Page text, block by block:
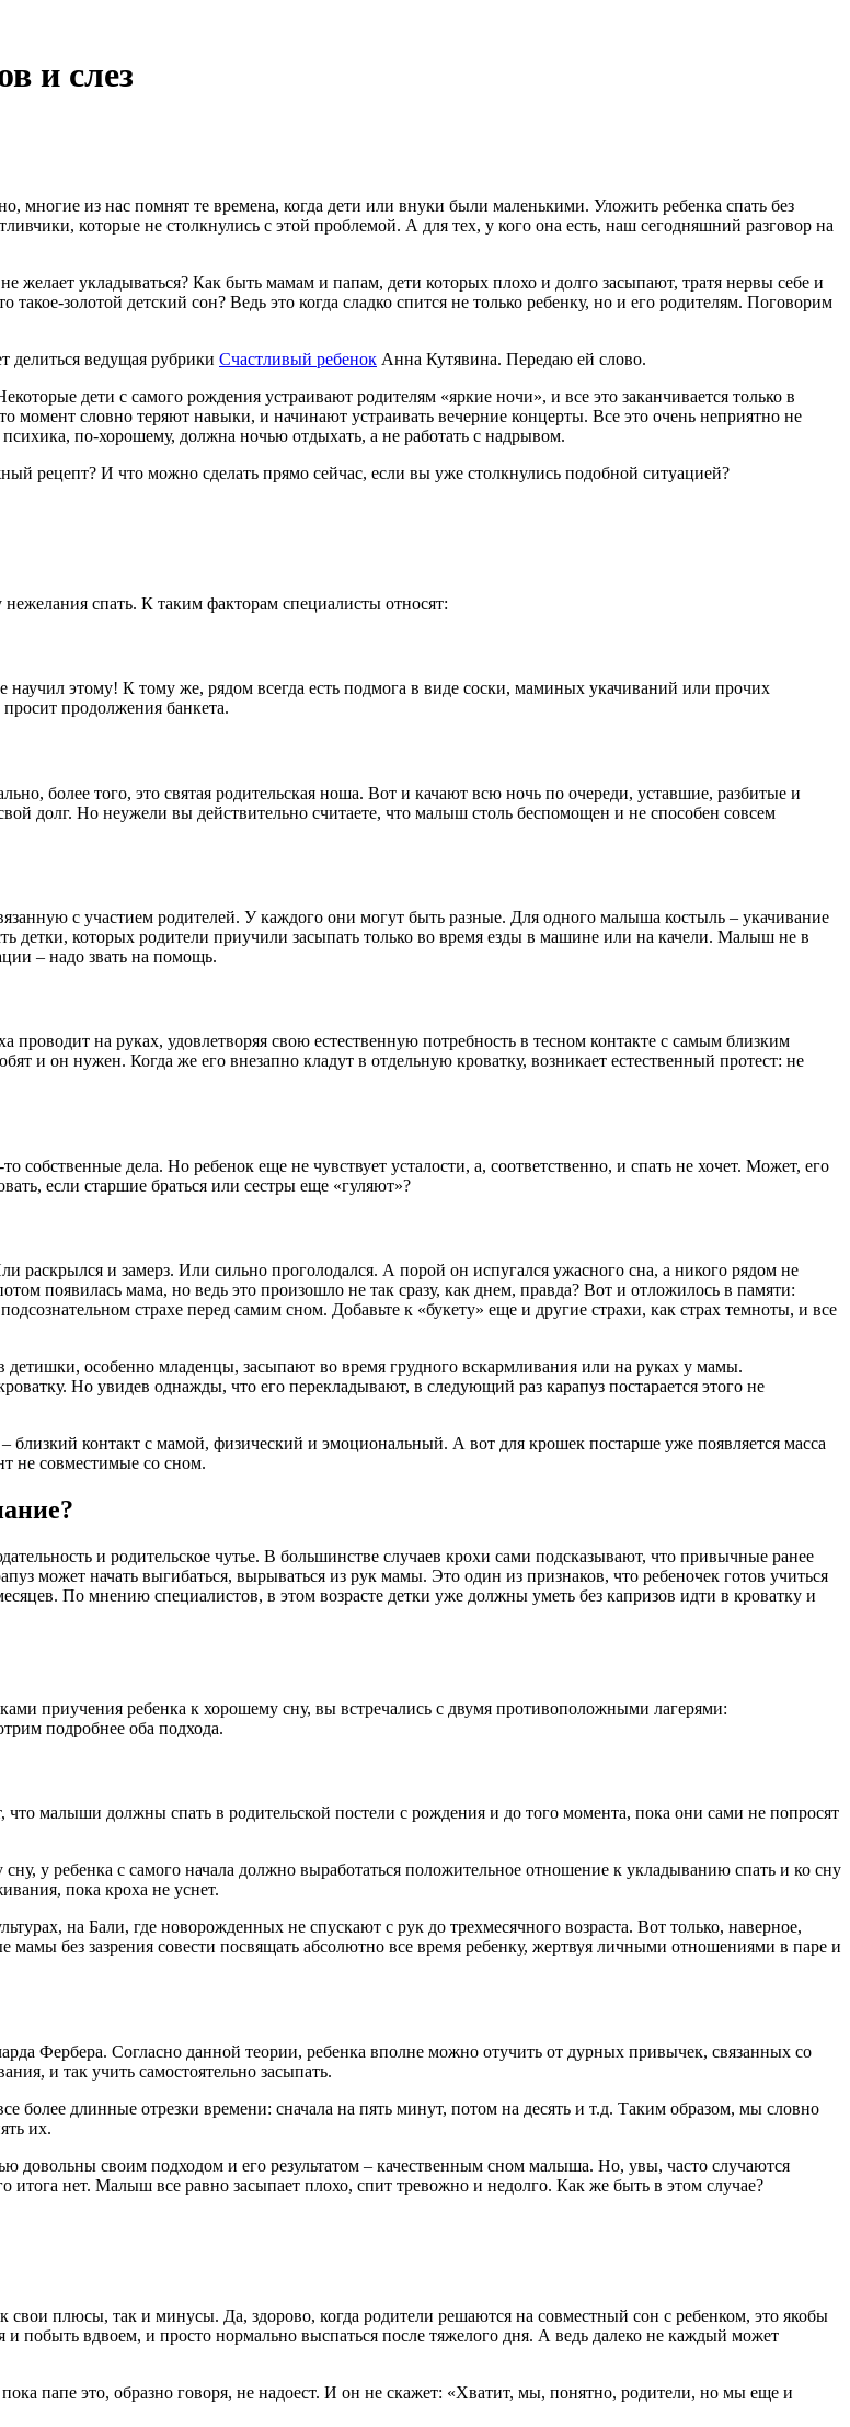
и слез
многие из нас помнят те времена, когда дети или внуки были маленькими. Уложить ребенка спать без
которые не столкнулись с этой проблемой. А для тех, у кого она есть, наш сегодняшний разговор на
желает укладываться? Как быть мамам и папам, дети которых плохо и долго засыпают, тратя нервы себе и
золотой детский сон? Ведь это когда сладко спится не только ребенку, но и его родителям. Поговорим
делиться ведущая рубрики Счастливый ребенок Анна Кутявина. Передаю ей слово.
дети с самого рождения устраивают родителям «яркие ночи», и все это заканчивается только в
словно теряют навыки, и начинают устраивать вечерние концерты. Все это очень неприятно не
по-хорошему, должна ночью отдыхать, а не работать с надрывом.
рецепт? И что можно сделать прямо сейчас, если вы уже столкнулись подобной ситуацией?
спать. К таким факторам специалисты относят:
этому! К тому же, рядом всегда есть подмога в виде соски, маминых укачиваний или прочих
продолжения банкета.
более того, это святая родительская ноша. Вот и качают всю ночь по очереди, уставшие, разбитые и
долг. Но неужели вы действительно считаете, что малыш столь беспомощен и не способен совсем
с участием родителей. У каждого они могут быть разные. Для одного малыша костыль – укачивание
детки, которых родители приучили засыпать только во время езды в машине или на качели. Малыш не в
– надо звать на помощь.
на руках, удовлетворяя свою естественную потребность в тесном контакте с самым близким
и он нужен. Когда же его внезапно кладут в отдельную кроватку, возникает естественный протест: не
дела. Но ребенок еще не чувствует усталости, а, соответственно, и спать не хочет. Может, его
если старшие браться или сестры еще «гуляют»?
и замерз. Или сильно проголодался. А порой он испугался ужасного сна, а никого рядом не
появилась мама, но ведь это произошло не так сразу, как днем, правда? Вот и отложилось в памяти:
страхе перед самим сном. Добавьте к «букету» еще и другие страхи, как страх темноты, и все
особенно младенцы, засыпают во время грудного вскармливания или на руках у мамы.
Но увидев однажды, что его перекладывают, в следующий раз карапуз постарается этого не
близкий контакт с мамой, физический и эмоциональный. А вот для крошек постарше уже появляется масса
не совместимые со сном.
и родительское чутье. В большинстве случаев крохи сами подсказывают, что привычные ранее
может начать выгибаться, вырываться из рук мамы. Это один из признаков, что ребеночек готов учиться
По мнению специалистов, в этом возрасте детки уже должны уметь без капризов идти в кроватку и
приучения ребенка к хорошему сну, вы встречались с двумя противоположными лагерями:
подробнее оба подхода.
малыши должны спать в родительской постели с рождения и до того момента, пока они сами не попросят
у ребенка с самого начала должно выработаться положительное отношение к укладыванию спать и ко сну
пока кроха не уснет.
на Бали, где новорожденных не спускают с рук до трехмесячного возраста. Вот только, наверное,
без зазрения совести посвящать абсолютно все время ребенку, жертвуя личными отношениями в паре и
Фербера. Согласно данной теории, ребенка вполне можно отучить от дурных привычек, связанных со
и так учить самостоятельно засыпать.
более длинные отрезки времени: сначала на пять минут, потом на десять и т.д. Таким образом, мы словно
их.
своим подходом и его результатом – качественным сном малыша. Но, увы, часто случаются
нет. Малыш все равно засыпает плохо, спит тревожно и недолго. Как же быть в этом случае?
плюсы, так и минусы. Да, здорово, когда родители решаются на совместный сон с ребенком, это якобы
вдвоем, и просто нормально выспаться после тяжелого дня. А ведь далеко не каждый может
папе это, образно говоря, не надоест. И он не скажет: «Хватит, мы, понятно, родители, но мы еще и